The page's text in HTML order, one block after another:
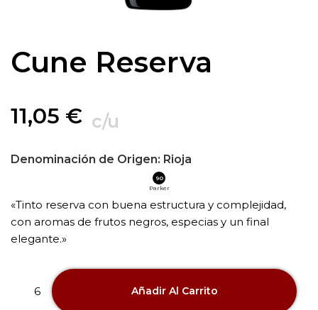
Cune Reserva
11,05 € c/u
Denominación de Origen: Rioja
90
Parker
«Tinto reserva con buena estructura y complejidad,
con aromas de frutos negros, especias y un final
elegante.»
Añadir Al Carrito